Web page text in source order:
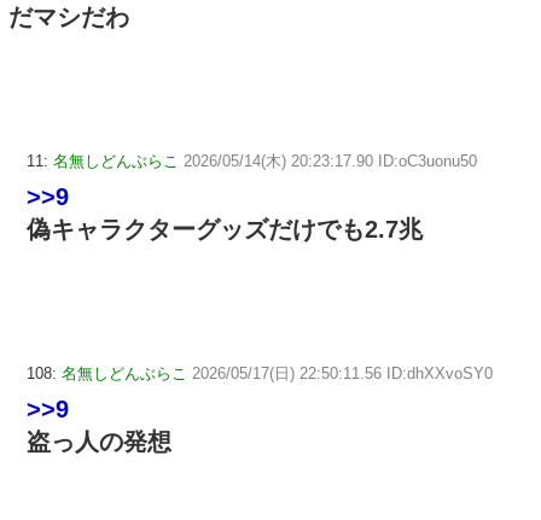
だマシだわ
11: 名無しどんぶらこ 2026/05/14(木) 20:23:17.90 ID:oC3uonu50
>>9
偽キャラクターグッズだけでも2.7兆
108: 名無しどんぶらこ 2026/05/17(日) 22:50:11.56 ID:dhXXvoSY0
>>9
盗っ人の発想